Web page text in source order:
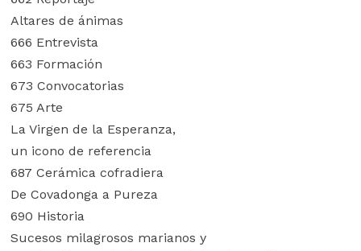
Altares de ánimas
666 Entrevista
663 Formación
673 Convocatorias
675 Arte
La Virgen de la Esperanza,
un icono de referencia
687 Cerámica cofradiera
De Covadonga a Pureza
690 Historia
Sucesos milagrosos marianos y